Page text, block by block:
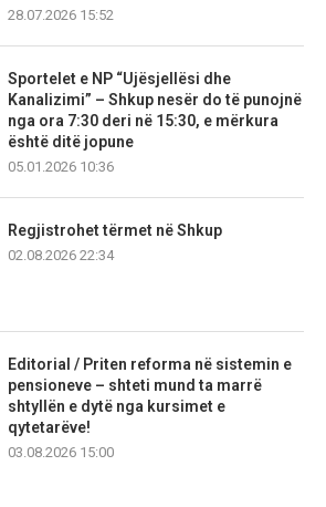
28.07.2026 15:52
Sportelet e NP “Ujësjellësi dhe
Kanalizimi” – Shkup nesër do të punojnë
nga ora 7:30 deri në 15:30, e mërkura
është ditë jopune
05.01.2026 10:36
Regjistrohet tërmet në Shkup
02.08.2026 22:34
Editorial / Priten reforma në sistemin e
pensioneve – shteti mund ta marrë
shtyllën e dytë nga kursimet e
qytetarëve!
03.08.2026 15:00